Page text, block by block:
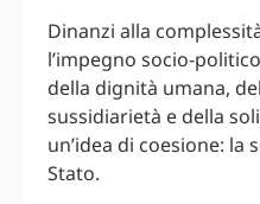
Dinanzi alla
l’impegno socio-
della dignità umana,
sussidiarietà e della
un’idea di coesione: la
Stato.